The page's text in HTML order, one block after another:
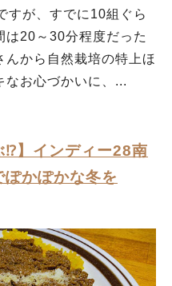
すが、すでに10組ぐら
は20～30分程度だった
んから自然栽培の特上ほ
なお心づかいに、...
⁉】インディー28南
かぽかな冬を